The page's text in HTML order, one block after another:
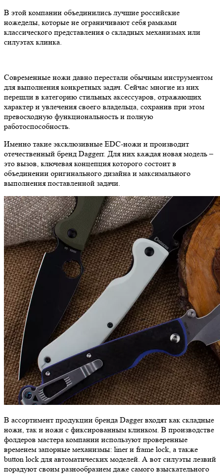
В этой компании объединились лучшие российские
ножеделы, которые не ограничивают себя рамками
классического представления о складных механизмах или
силуэтах клинка.
Современные ножи давно перестали обычным инструментом
для выполнения конкретных задач. Сейчас многие из них
перешли в категорию стильных аксессуаров, отражающих
характер и увлечения своего владельца, сохранив при этом
превосходную функциональность и полную
работоспособность.
Именно такие эксклюзивные EDC-ножи и производит
отечественный бренд Daggerr. Для них каждая новая модель –
это вызов, ключевая концепция которого состоит в
объединении оригинального дизайна и максимального
выполнения поставленной задачи.
В ассортимент продукции бренда Dagger входят как складные
ножи, так и ножи с фиксированным клинком. В производстве
фолдеров мастера компании используют проверенные
временем запорные механизмы: liner и frame lock, а также
button lock для автоматических моделей. А вот силуэты лезвий
порадуют своим разнообразием даже самого взыскательного